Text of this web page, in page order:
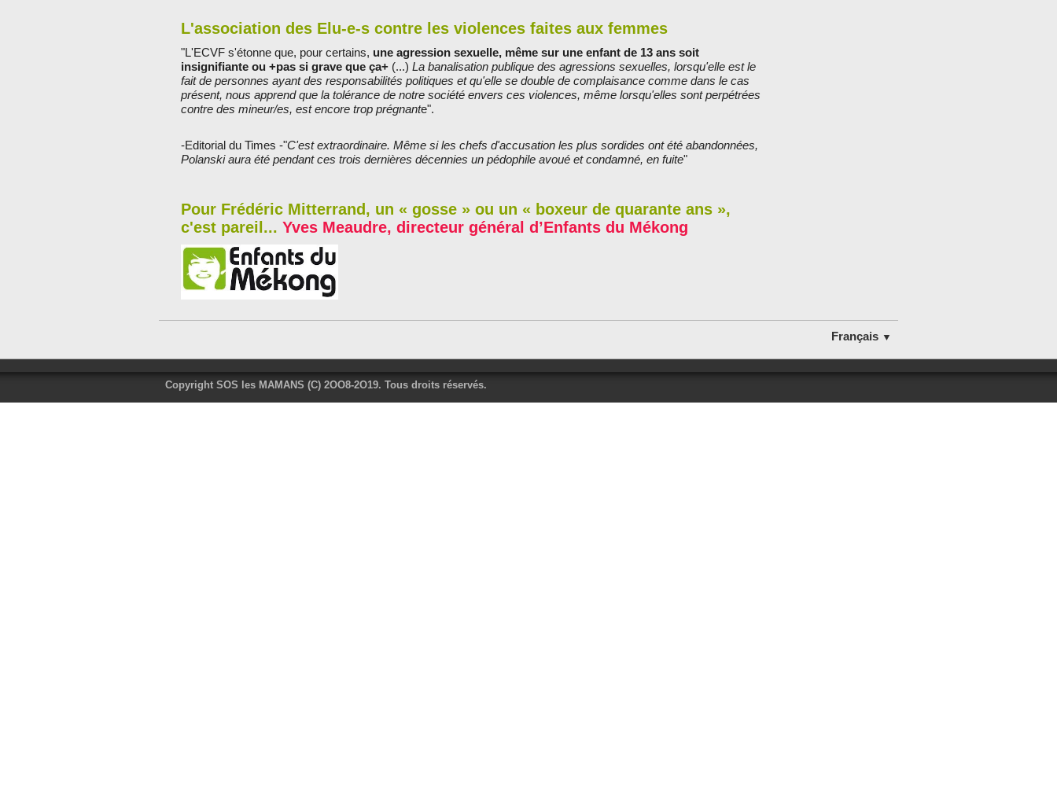
L'association des Elu-e-s contre les violences faites aux femmes
"L'ECVF s'étonne que, pour certains, une agression sexuelle, même sur une enfant de 13 ans soit
insignifiante ou +pas si grave que ça+ (...) La banalisation publique des agressions sexuelles, lorsqu'elle est le
fait de personnes ayant des responsabilités politiques et qu'elle se double de complaisance comme dans le cas
présent, nous apprend que la tolérance de notre société envers ces violences, même lorsqu'elles sont perpétrées
contre des mineur/es, est encore trop prégnante".
-Editorial du Times -"C'est extraordinaire. Même si les chefs d'accusation les plus sordides ont été abandonnées,
Polanski aura été pendant ces trois dernières décennies un pédophile avoué et condamné, en fuite"
Pour Frédéric Mitterrand, un « gosse » ou un « boxeur de quarante ans »,
c'est pareil... Yves Meaudre, directeur général d’Enfants du Mékong
Français ▼
Copyright SOS les MAMANS (C) 2OO8-2O19. Tous droits réservés.